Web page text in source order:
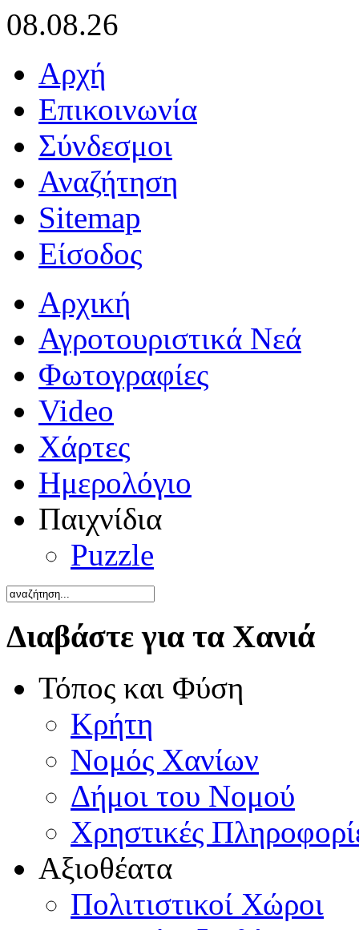
08.08.26
Αρχή
Επικοινωνία
Σύνδεσμοι
Αναζήτηση
Sitemap
Είσοδος
Αρχική
Αγροτουριστικά Νεά
Φωτογραφίες
Video
Χάρτες
Ημερολόγιο
Παιχνίδια
Puzzle
Διαβάστε για τα Χανιά
Τόπος και Φύση
Κρήτη
Νομός Χανίων
Δήμοι του Νομού
Χρηστικές
Αξιοθέατα
Πολιτιστικοί Χώροι